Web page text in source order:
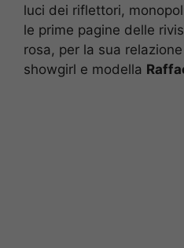
luci dei riflettori,
le prime pagine delle
rosa, per la sua
showgirl e modella